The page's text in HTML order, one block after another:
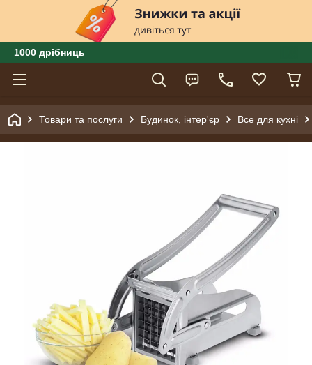
1000 дрібниць
Товари та послуги Будинок, інтер'єр Все для кухні